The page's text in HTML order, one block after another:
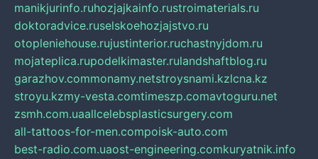
manikjurinfo.ruhozjajkainfo.rustroimaterials.ru
doktoradvice.ruselskoehozjajstvo.ru
otopleniehouse.rujustinterior.ruchastnyjdom.ru
mojateplica.rupodelkimaster.rulandshaftblog.ru
garazhov.commonamy.netstroysnami.kzlcna.kz
stroyu.kzmy-vesta.comtimeszp.comavtoguru.net
zsmh.com.uaallcelebsplasticsurgery.com
all-tattoos-for-men.compoisk-auto.com
best-radio.com.uaost-engineering.comkuryatnik.info